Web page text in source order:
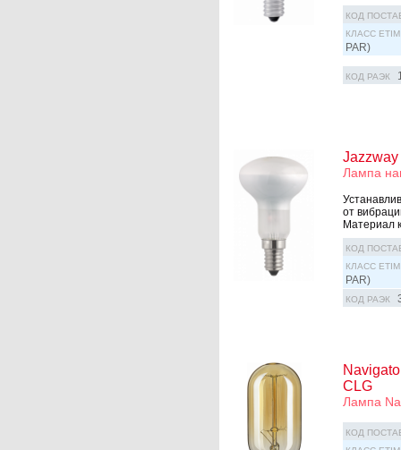
КОД
КЛАСС ETIM
PAR)
КОД РАЭК
Лампа
от
Материал
КОД
КЛАСС ETIM
PAR)
КОД РАЭК
CLG
Лампа
КОД